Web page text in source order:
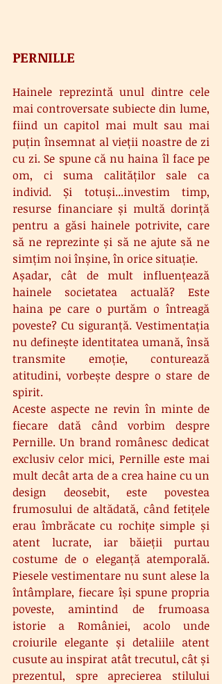
PERNILLE
Hainele reprezintă unul dintre cele
mai controversate subiecte din lume,
fiind un capitol mai mult sau mai
puțin însemnat al vieții noastre de zi
cu zi. Se spune că nu haina îl face pe
om, ci suma calităților sale ca
individ. Și totuși...investim timp,
resurse financiare și multă dorință
pentru a găsi hainele potrivite, care
să ne reprezinte și să ne ajute să ne
simțim noi înșine, în orice situație.
Așadar, cât de mult influențează
hainele societatea actuală? Este
haina pe care o purtăm o întreagă
poveste? Cu siguranță. Vestimentația
nu definește identitatea umană, însă
transmite emoție, conturează
atitudini, vorbește despre o stare de
spirit.
Aceste aspecte ne revin în minte de
fiecare dată când vorbim despre
Pernille. Un brand românesc dedicat
exclusiv celor mici, Pernille este mai
mult decât arta de a crea haine cu un
design deosebit, este povestea
frumosului de altădată, când fetițele
erau îmbrăcate cu rochițe simple și
atent lucrate, iar băieții purtau
costume de o eleganță atemporală.
Piesele vestimentare nu sunt alese la
întâmplare, fiecare își spune propria
poveste, amintind de frumoasa
istorie a României, acolo unde
croiurile elegante și detaliile atent
cusute au inspirat atât trecutul, cât și
prezentul, spre aprecierea stilului